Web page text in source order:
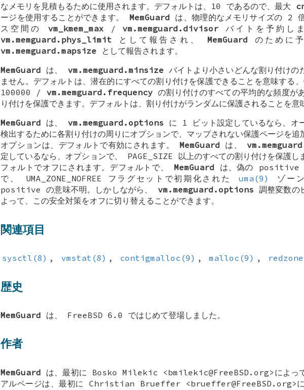
なメモリを見積もるために使用されます。デフォルトは、10 であるので、最大
ージを使用することができます。MemGuard は、物理的なメモリサイズの 2
ス空間の vm_kmem_max/vm.memguard.divisor バイトを予約し
vm.memguard.phys_limit として報告され、 MemGuard のために
vm.memguard.mapsize として報告されます。
MemGuard は、 vm.memguard.minsize バイトより小さいどんな割り付けの
ません。デフォルトは、潜在的にすべての割り付けを保護できることを意味する
100000 / vm.memguard.frequencyの割り付けのすべての平均的な頻度が
り付けを保護できます。デフォルトは、割り付けがランダムに保護されることを意
MemGuard は、 vm.memguard.options に 1 ビット設定しているなら、オ
検出するために各割り付けの周りにオプションで、マップされない保護ページを
オプションは、デフォルトで有効にされます。 MemGuard は、
定しているなら、オプションで、 PAGE_SIZE 以上のすべての割り付けを保護し
フォルトでオフにされます。デフォルトで、 MemGuard は、偽の positive
で、 UMA_ZONE_NOFREE フラグセットで初期化された uma(9)
ゾー
positive の意味不明。しかしながら、 vm.memguard.options 調整変数
よって、この安全対策をオフに切り替えることができます。
関連項目
sysctl(8) , vmstat(8) , contigmalloc(9) , malloc(9) ,
歴史
MemGuard は、 FreeBSD 6.0 ではじめて登場しました。
作者
MemGuard は、最初に Bosko Milekic <bmilekic@FreeBSD.org>によって
アルページは、最初にChristian Brueffer <brueffer@FreeBSD.org>に